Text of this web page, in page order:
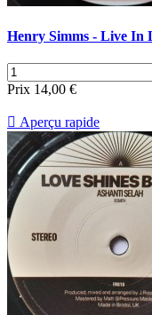
Henry Simms - Live In
Prix 14,00 €
 Aperçu rapide